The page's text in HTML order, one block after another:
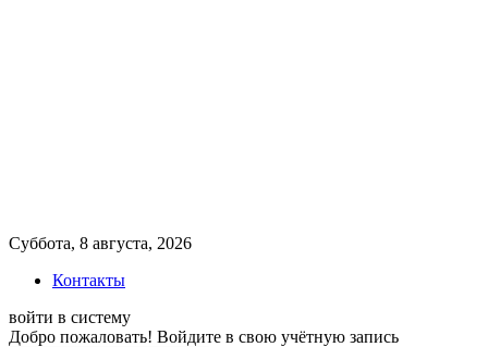
Суббота, 8 августа, 2026
Контакты
войти в систему
Добро пожаловать! Войдите в свою учётную запись